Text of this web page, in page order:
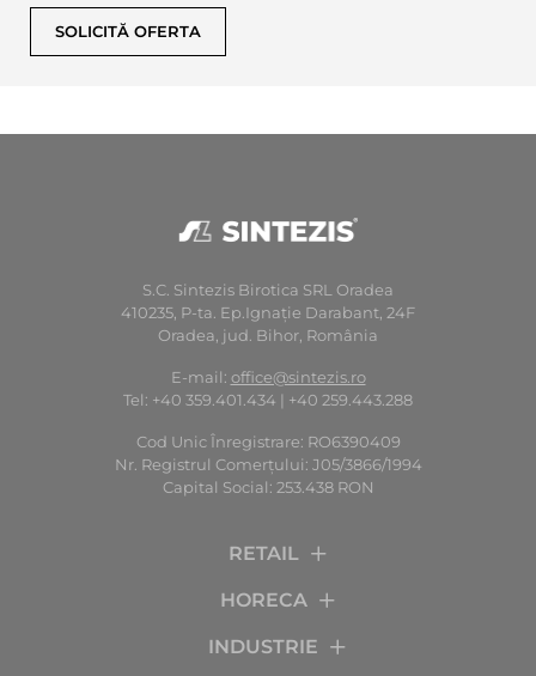
SOLICITĂ OFERTA
S.C. Sintezis Birotica SRL Oradea
410235, P-ta. Ep.Ignaţie Darabant, 24F
Oradea, jud. Bihor, România
E-mail: office@sintezis.ro
Tel: +40 359.401.434 | +40 259.443.288
Cod Unic Înregistrare: RO6390409
Nr. Registrul Comerţului: J05/3866/1994
Capital Social: 253.438 RON
RETAIL
HORECA
INDUSTRIE